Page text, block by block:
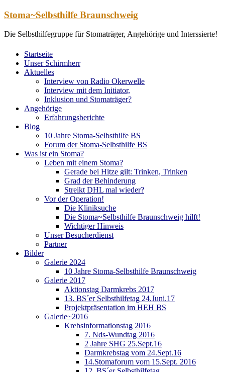
Zum
springen
Stoma~Selbsthilfe Braunschweig
Die Selbsthilfegruppe für Stomaträger, Angehörige und Interssierte!
Startseite
Unser Schirmherr
Aktuelles
Interview von Radio Okerwelle
Interview mit dem Initiator,
Inklusion und Stomaträger?
Angehörige
Erfahrungsberichte
Blog
10 Jahre Stoma-Selbsthilfe BS
Forum der Stoma-Selbsthilfe BS
Was ist ein Stoma?
Leben mit einem Stoma?
Gerade bei Hitze gilt: Trinken, Trinken
Grad der Behinderung
Streikt DHL mal wieder?
Vor der Operation!
Die Kliniksuche
Die Stoma~Selbsthilfe Braunschweig hilft!
Wichtiger Hinweis
Unser Besucherdienst
Partner
Bilder
Galerie 2024
10 Jahre Stoma-Selbsthilfe Braunschweig
Galerie 2017
Aktionstag Darmkrebs 2017
13. BS´er Selbsthilfetag 24.Juni.17
Projektpräsentation im HEH BS
Galerie~2016
Krebsinformationstag 2016
7. Nds-Wundtag 2016
2 Jahre SHG 25.Sept.16
Darmkrebstag vom 24.Sept.16
14.Stomaforum vom 15.Sept. 2016